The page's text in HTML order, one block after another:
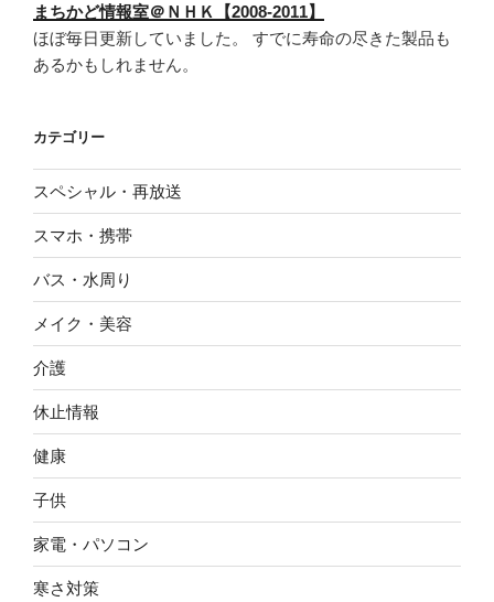
まちかど情報室＠ＮＨＫ【2008-2011】
ほぼ毎日更新していました。 すでに寿命の尽きた製品も
あるかもしれません。
カテゴリー
スペシャル・再放送
スマホ・携帯
バス・水周り
メイク・美容
介護
休止情報
健康
子供
家電・パソコン
寒さ対策